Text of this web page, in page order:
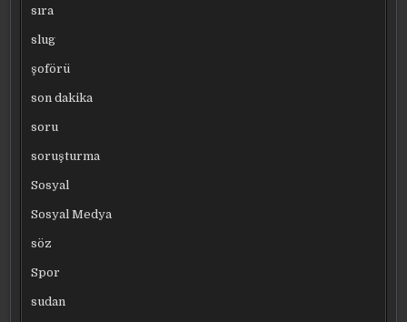
sıra
slug
şoförü
son dakika
soru
soruşturma
Sosyal
Sosyal Medya
söz
Spor
sudan